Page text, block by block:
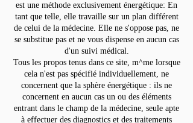
est une méthode exclusivement énergétique: En
tant que telle, elle travaille sur un plan différent
de celui de la médecine. Elle ne s'oppose pas, ne
se substitue pas et ne vous dispense en aucun cas
d'un suivi médical.
Tous les propos tenus dans ce site, m^me lorsque
cela n'est pas spécifié individuellement, ne
concernent que la sphère énergétique : ils ne
concernent en aucun cas un ou des éléments
entrant dans le champ de la médecine, seule apte
à effectuer des diagnostics et des traitements